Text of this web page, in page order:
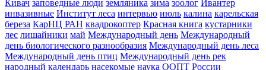
Кивач заповедные люди земляника зима зоолог Ивантер
инвазивные Институт леса интервью июль калина карельская
береза КарНЦ РАН квадрокоптер Красная книга кустарники
лес лишайники май Международный день Международный
день биологического разнообразия Международный день леса
Международный день птиц Международный день рек
народный календарь насекомые наука ООПТ России